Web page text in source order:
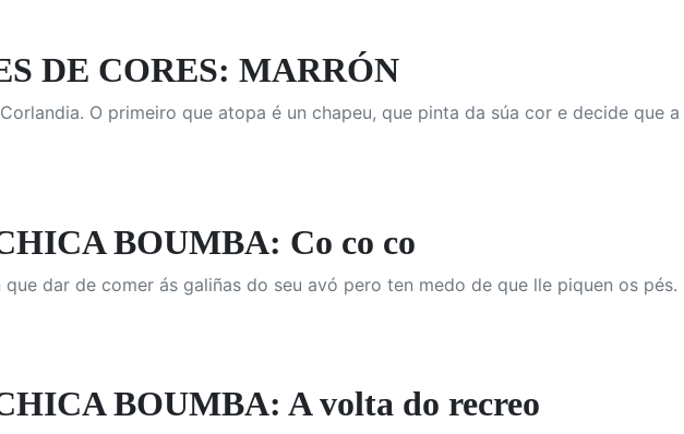
DE CORES: MARRÓN
O primeiro que atopa é un chapeu, que pinta da súa cor e decide que
BOUMBA: Co co co
que dar de comer ás galiñas do seu avó pero ten medo de que lle piquen os pés.
BOUMBA: A volta do recreo